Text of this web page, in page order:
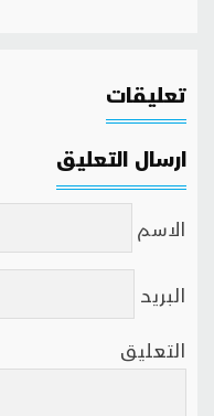
تعليقات
ارسال التعليق
الاسم
البريد
التعليق